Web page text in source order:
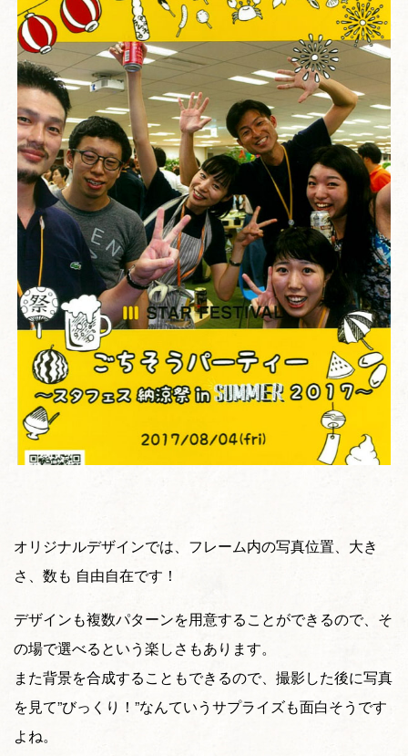
オリジナルデザインでは、フレーム内の写真位置、大き
さ、数も 自由自在です！
デザインも複数パターンを用意することができるので、そ
の場で選べるという楽しさもあります。
また背景を合成することもできるので、撮影した後に写真
を見て”びっくり！”なんていうサプライズも面白そうです
よね。